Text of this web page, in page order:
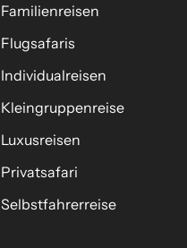
Familienreisen
Flugsafaris
Individualreisen
Kleingruppenreise
Luxusreisen
Privatsafari
Selbstfahrerreise